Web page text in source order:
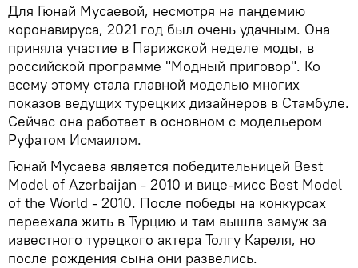
Для Гюнай Мусаевой, несмотря на пандемию
коронавируса, 2021 год был очень удачным. Она
приняла участие в Парижской неделе моды, в
российской программе "Модный приговор". Ко
всему этому стала главной моделью многих
показов ведущих турецких дизайнеров в Стамбуле.
Сейчас она работает в основном с модельером
Руфатом Исмаилом.
Гюнай Мусаева является победительницей Best
Model of Azerbaijan - 2010 и вице-мисс Best Model
of the World - 2010. После победы на конкурсах
переехала жить в Турцию и там вышла замуж за
известного турецкого актера Толгу Кареля, но
после рождения сына они развелись.